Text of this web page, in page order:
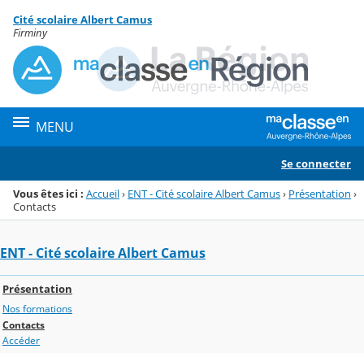
Menu de la rubrique
Contenu
Cité scolaire Albert Camus
Firminy
MENU
Se connecter
Vous êtes ici : Accueil› ENT - Cité scolaire Albert Camus› Présentation ›
Contacts
ENT - Cité scolaire Albert Camus
Présentation
Nos formations
Contacts
Accéder